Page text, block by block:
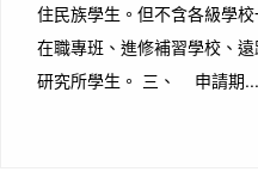
住民族學生。但不含各級學
在職專班、進修補習學校、
研究所學生。 三、 申請期...